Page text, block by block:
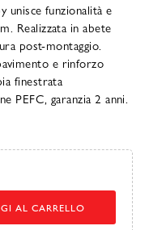
unisce funzionalità e
Realizzata in abete
post-montaggio.
e rinforzo
finestrata
PEFC, garanzia 2 anni.
AL CARRELLO